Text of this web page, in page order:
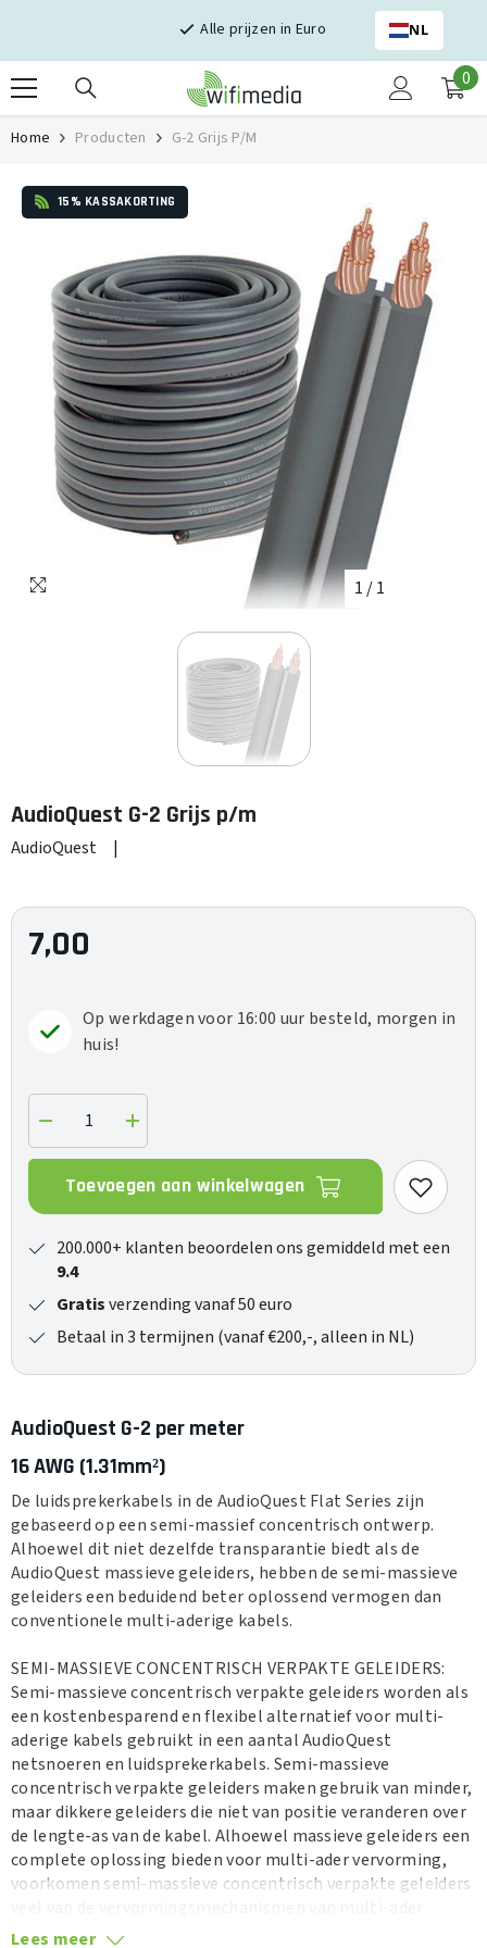
Alle prijzen in Euro NL
0
0
Home Producten G-2 Grijs P/m
AudioQuest G-2 Grijs p/m
AudioQuest |
15% KASSAKORTING
1 / 1
7,00
Op werkdagen voor 16:00 uur besteld, morgen in
huis!
Verlaag
de
hoeveelheid
voor
p/m
Verhoog
de
hoeveelheid
G-
p/m
Toevoegen aan winkelwagen
200.000+ klanten beoordelen ons gemiddeld met een
9.4
Gratisverzending vanaf 50 euro
Betaal in 3 termijnen (vanaf €200,-, alleen in NL)
AudioQuest G-2 per meter
16 AWG (1.31mm²)
De luidsprekerkabels in de AudioQuest Flat Series zijn
gebaseerd op een semi-massief concentrisch ontwerp.
Alhoewel dit niet dezelfde transparantie biedt als de
AudioQuest massieve geleiders, hebben de semi-massieve
geleiders een beduidend beter oplossend vermogen dan
conventionele multi-aderige kabels.
SEMI-MASSIEVE CONCENTRISCH VERPAKTE GELEIDERS:
Semi-massieve concentrisch verpakte geleiders worden als
een kostenbesparend en flexibel alternatief voor multi-
aderige kabels gebruikt in een aantal AudioQuest
netsnoeren en luidsprekerkabels. Semi-massieve
concentrisch verpakte geleiders maken gebruik van minder,
maar dikkere geleiders die niet van positie veranderen over
de lengte-as van de kabel. Alhoewel massieve geleiders een
complete oplossing bieden voor multi-ader vervorming,
voorkomen semi-massieve concentrisch verpakte geleiders
geleiders.
Lees meer